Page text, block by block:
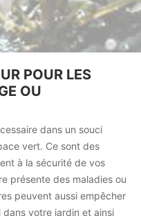
POUR LES
OU
dans un souci
vert. Ce sont des
à la sécurité de vos
présente des maladies ou
peuvent aussi empêcher
votre jardin et ainsi